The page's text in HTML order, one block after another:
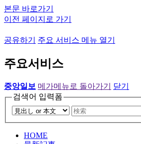
본문 바로가기
이전 페이지로 가기
공유하기 주요 서비스 메뉴 열기
주요서비스
중앙일보 메가메뉴로 돌아가기
닫기
검색어 입력폼
HOME